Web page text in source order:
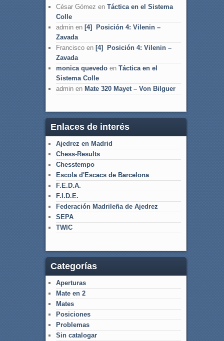
César Gómez en Táctica en el Sistema
Colle
adminen [4] Posición 4: Vilenin –
Zavada
Franciscoen [4] Posición 4: Vilenin –
Zavada
monica quevedoen Táctica en el
Sistema Colle
adminen Mate 320 Mayet – Von Bilguer
Enlaces de interés
Ajedrez en Madrid
Chess-Results
Chesstempo
Escola d'Escacs de Barcelona
F.E.D.A.
F.I.D.E.
Federación Madrileña de Ajedrez
SEPA
TWIC
Categorías
Aperturas
Mate en 2
Mates
Posiciones
Problemas
Sin catalogar